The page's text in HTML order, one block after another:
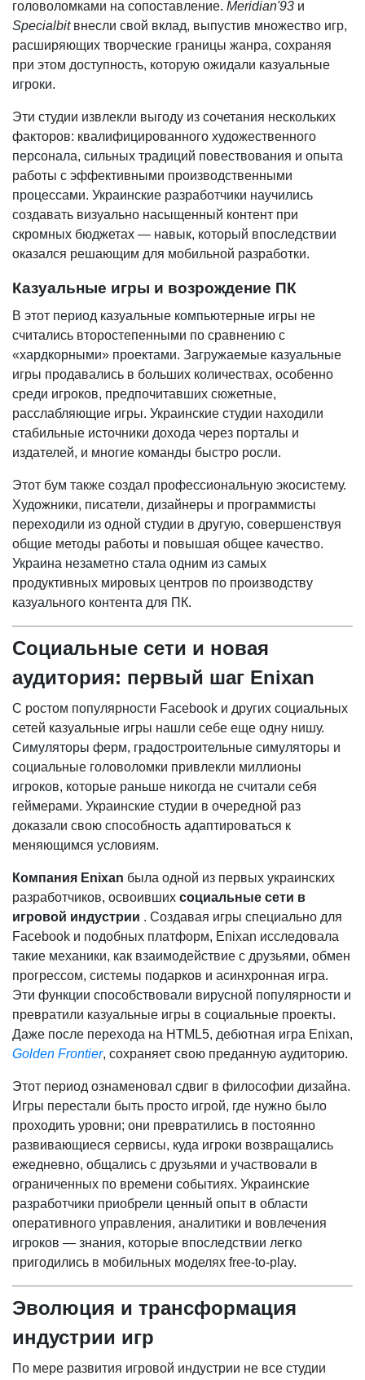
головоломками на сопоставление. Meridian'93 и
Specialbitвнесли свой вклад, выпустив множество игр,
расширяющих творческие границы жанра, сохраняя
при этом доступность, которую ожидали казуальные
игроки.
Эти студии извлекли выгоду из сочетания нескольких
факторов: квалифицированного художественного
персонала, сильных традиций повествования и опыта
работы с эффективными производственными
процессами. Украинские разработчики научились
создавать визуально насыщенный контент при
скромных бюджетах — навык, который впоследствии
оказался решающим для мобильной разработки.
Казуальные игры и возрождение ПК
В этот период казуальные компьютерные игры не
считались второстепенными по сравнению с
«хардкорными» проектами. Загружаемые казуальные
игры продавались в больших количествах, особенно
среди игроков, предпочитавших сюжетные,
расслабляющие игры. Украинские студии находили
стабильные источники дохода через порталы и
издателей, и многие команды быстро росли.
Этот бум также создал профессиональную экосистему.
Художники, писатели, дизайнеры и программисты
переходили из одной студии в другую, совершенствуя
общие методы работы и повышая общее качество.
Украина незаметно стала одним из самых
продуктивных мировых центров по производству
казуального контента для ПК.
Социальные сети и новая
аудитория: первый шаг Enixan
С ростом популярности Facebook и других социальных
сетей казуальные игры нашли себе еще одну нишу.
Симуляторы ферм, градостроительные симуляторы и
социальные головоломки привлекли миллионы
игроков, которые раньше никогда не считали себя
геймерами. Украинские студии в очередной раз
доказали свою способность адаптироваться к
меняющимся условиям.
Компания Enixan была одной из первых украинских
разработчиков, освоивших социальные сети в
игровой индустрии . Создавая игры специально для
Facebook и подобных платформ, Enixan исследовала
такие механики, как взаимодействие с друзьями, обмен
прогрессом, системы подарков и асинхронная игра.
Эти функции способствовали вирусной популярности и
превратили казуальные игры в социальные проекты.
Даже после перехода на HTML5, дебютная игра Enixan,
Golden Frontier, сохраняет свою преданную аудиторию.
Этот период ознаменовал сдвиг в философии дизайна.
Игры перестали быть просто игрой, где нужно было
проходить уровни; они превратились в постоянно
развивающиеся сервисы, куда игроки возвращались
ежедневно, общались с друзьями и участвовали в
ограниченных по времени событиях. Украинские
разработчики приобрели ценный опыт в области
оперативного управления, аналитики и вовлечения
игроков — знания, которые впоследствии легко
пригодились в мобильных моделях free-to-play.
Эволюция и трансформация
индустрии игр
По мере развития игровой индустрии не все студии